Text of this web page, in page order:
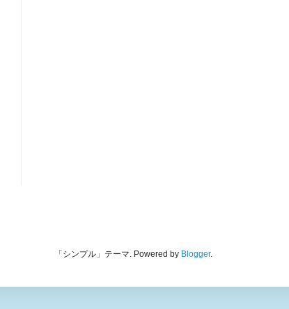
「シンプル」テーマ. Powered by Blogger.